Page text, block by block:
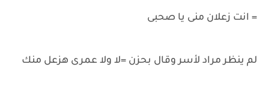
= انت زعلان منى يا صحبى
لم ينظر مراد لأسر وقال بحزن =لا ولا عمرى هزعل منك